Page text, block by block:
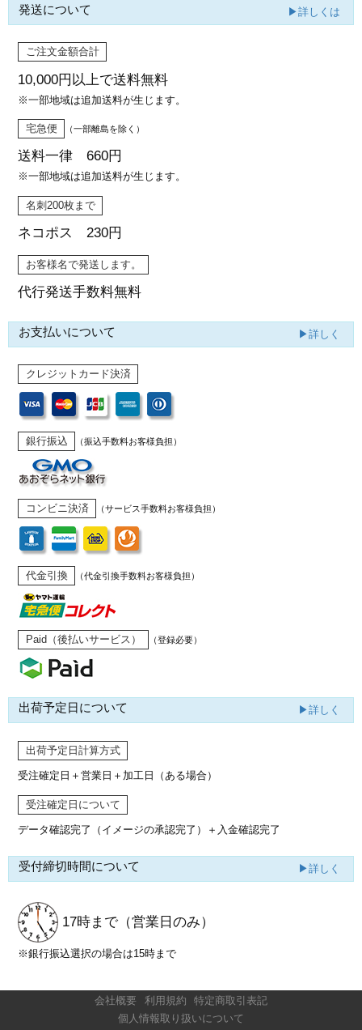
発送について ▶詳しくは
ご注文金額合計
10,000円以上で送料無料
※一部地域は追加送料が生じます。
宅急便 （一部離島を除く）
送料一律 660円
※一部地域は追加送料が生じます。
名刺200枚まで
ネコポス 230円
お客様名で発送します。
代行発送手数料無料
お支払いについて ▶詳しく
クレジットカード決済
銀行振込 （振込手数料お客様負担）
コンビニ決済 （サービス手数料お客様負担）
代金引換 （代金引換手数料お客様負担）
Paid（後払いサービス） （登録必要）
出荷予定日について ▶詳しく
出荷予定日計算方式
受注確定日＋営業日＋加工日（ある場合）
受注確定日について
データ確認完了（イメージの承認完了） ＋入金確認完了
受付締切時間について ▶詳しく
17時まで （営業日のみ）
※銀行振込選択の場合は15時まで
会社概要 利用規約
特定商取引表記
個人情報取り扱いについて